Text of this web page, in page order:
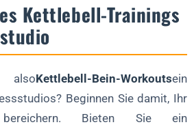
Kettlebell-Trainings
also Kettlebell-Bein-Workoutsein
Beginnen Sie damit, Ihr
Bieten Sie ein